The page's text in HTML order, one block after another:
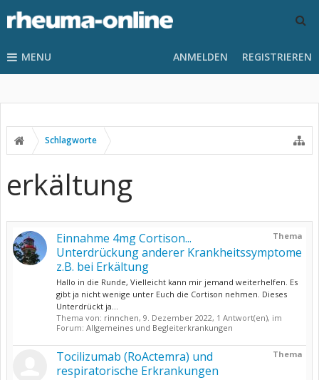
MENU ANMELDEN REGISTRIEREN
Schlagworte
erkältung
Thema
Einnahme 4mg Cortison...
Unterdrückung anderer Krankheitssymptome
z.B. bei Erkältung
Hallo in die Runde, Vielleicht kann mir jemand weiterhelfen. Es
gibt ja nicht wenige unter Euch die Cortison nehmen. Dieses
Unterdrückt ja...
Thema von: rinnchen, 9. Dezember 2022, 1 Antwort(en), im
Forum: Allgemeines und Begleiterkrankungen
Thema
Tocilizumab (RoActemra) und
respiratorische Erkrankungen